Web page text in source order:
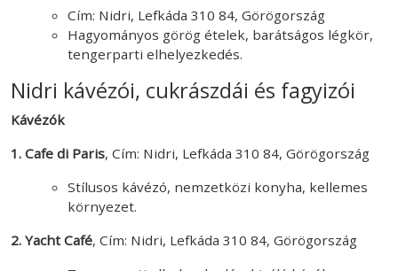
Cím: Nidri, Lefkáda 310 84, Görögország
Hagyományos görög ételek, barátságos légkör,
tengerparti elhelyezkedés.
Nidri kávézói, cukrászdái és fagyizói
Kávézók
1. Cafe di Paris, Cím: Nidri, Lefkáda 310 84, Görögország
Stílusos kávézó, nemzetközi konyha, kellemes
környezet.
2. Yacht Café, Cím: Nidri, Lefkáda 310 84, Görögország